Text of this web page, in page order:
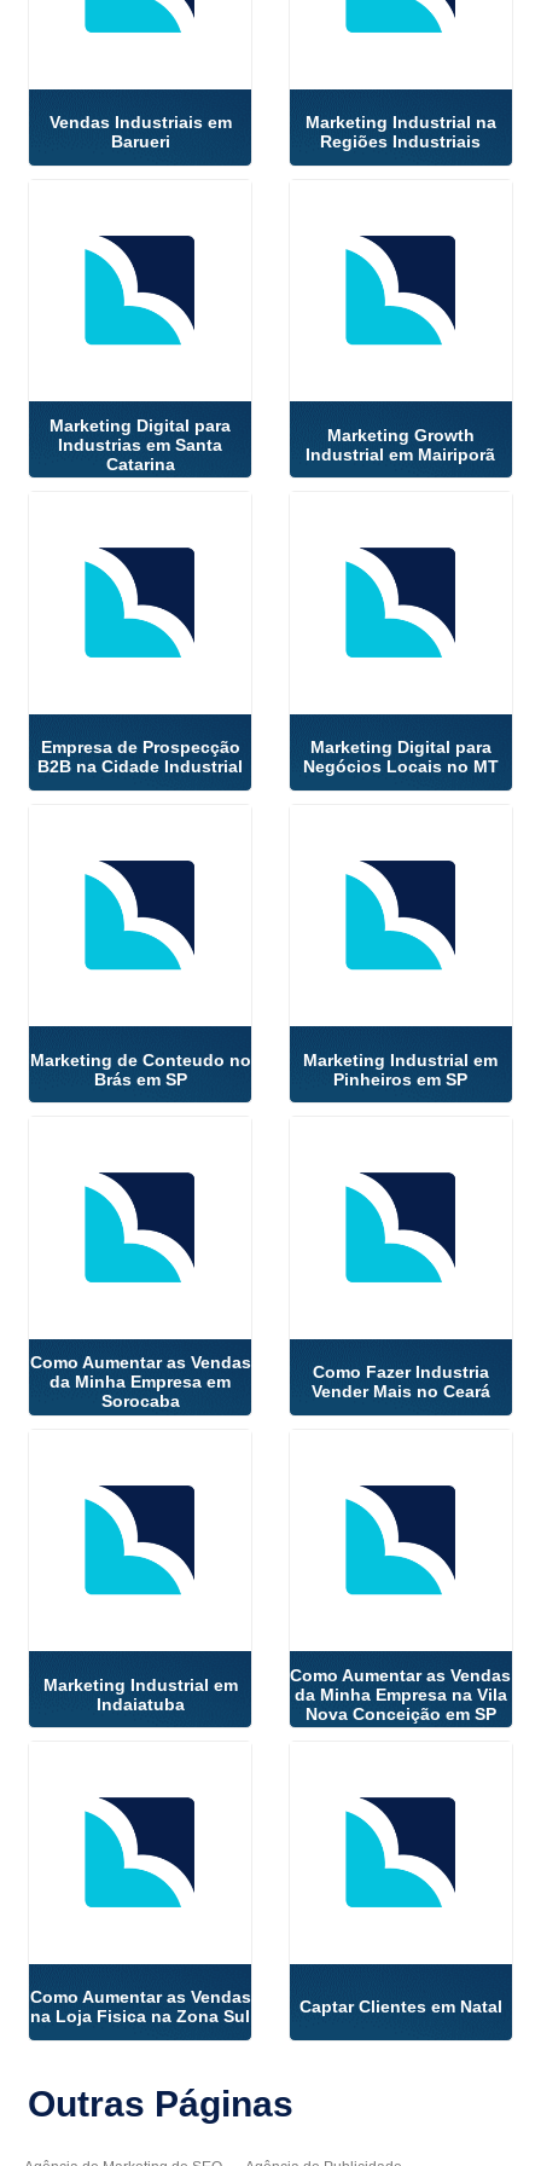
Vendas Industriais em
Barueri
Marketing Industrial na
Regiões Industriais
Marketing Digital para
Industrias em Santa
Catarina
Marketing Growth
Industrial em Mairiporã
Empresa de Prospecção
B2B na Cidade Industrial
Marketing Digital para
Negócios Locais no MT
Marketing de Conteudo no
Brás em SP
Marketing Industrial em
Pinheiros em SP
Como Aumentar as Vendas
da Minha Empresa em
Sorocaba
Como Fazer Industria
Vender Mais no Ceará
Marketing Industrial em
Indaiatuba
Como Aumentar as Vendas
da Minha Empresa na Vila
Nova Conceição em SP
Como Aumentar as Vendas
na Loja Fisica na Zona Sul
Captar Clientes em Natal
Outras Páginas